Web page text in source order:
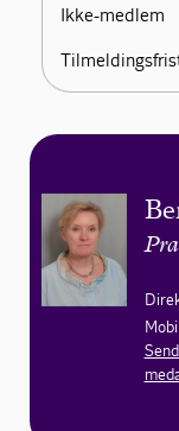
Ikke-medlem
Mobil